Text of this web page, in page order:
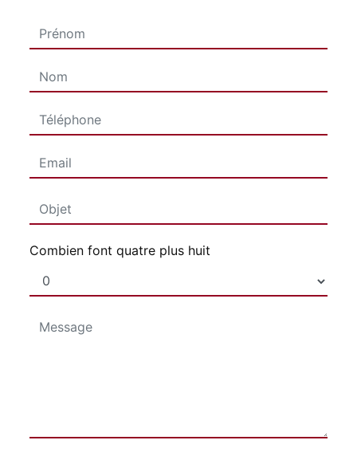
Combien font quatre plus huit